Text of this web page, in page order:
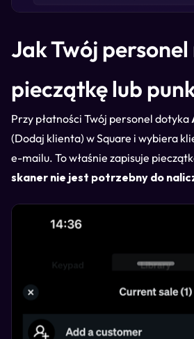
Jak Twój
pieczątkę lub
Przy płatności Twój personel dotyka
(Dodaj klienta) w Square i wybiera
e-mailu. To właśnie zapisuje
skaner nie jest potrzebny do